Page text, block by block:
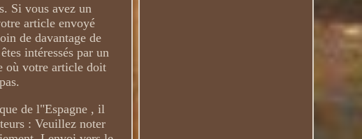
Si vous avez un
article envoyé
de davantage de
intéressés par un
où votre article doit
de l"Espagne , il
: Veuillez noter